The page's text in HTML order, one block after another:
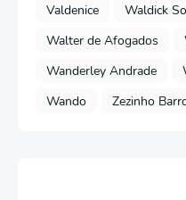
Valdenice
Waldick
Walter de Afogados
Wanderley Andrade
Wando
Zezinho